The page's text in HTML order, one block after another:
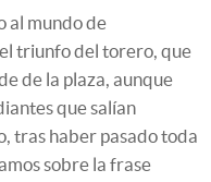
al mundo de
triunfo del torero, que
de la plaza, aunque
que salían
tras haber pasado toda
sobre la frase